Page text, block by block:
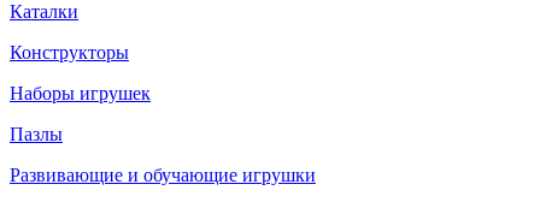
Каталки
Конструкторы
Наборы игрушек
Пазлы
Развивающие и обучающие игрушки